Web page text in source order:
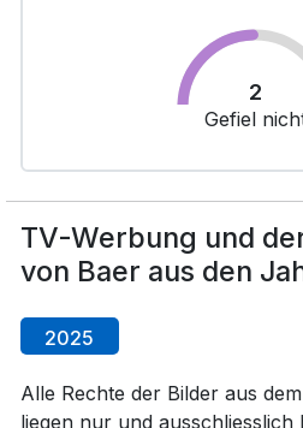
2
Gefiel
TV-Werbung und
von Baer aus den
2025
Alle Rechte der Bilder aus
liegen nur und ausschliesslich